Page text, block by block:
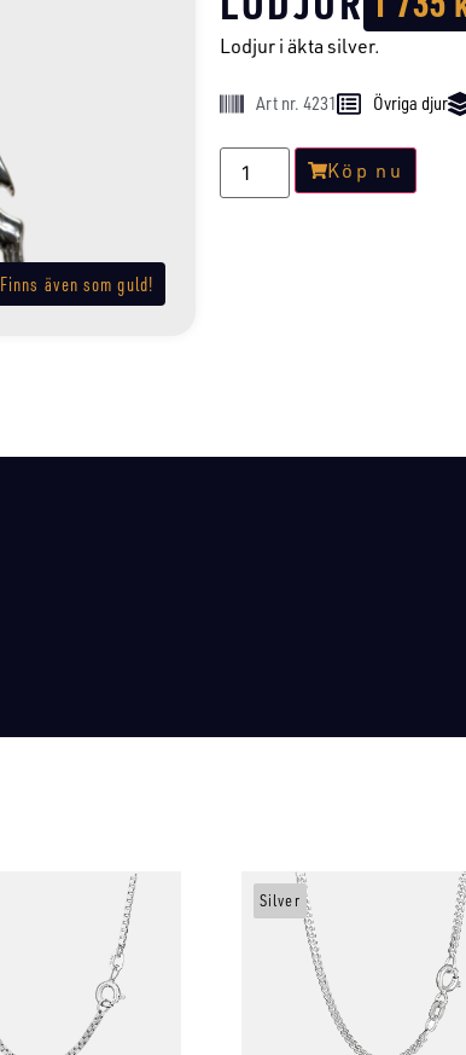
Finns även som guld!
Lodjur i äkta silver.
Art nr. 4231 Övriga djur
Köp nu
Silver